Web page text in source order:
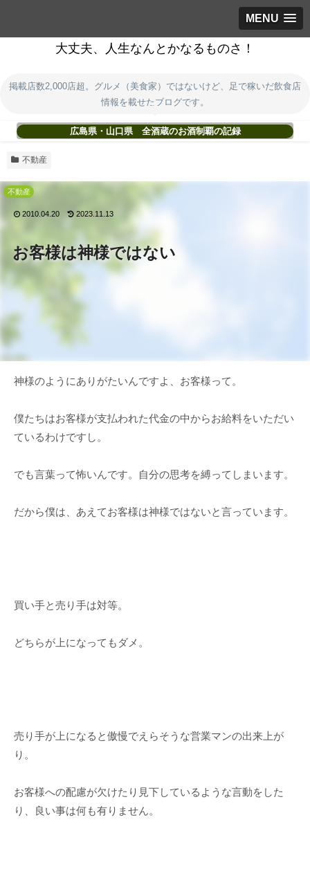
MENU
大丈夫、人生なんとかなるものさ！
掲載店数2,000店超。グルメ（美食家）ではないけど、足で稼いだ飲食店
情報を載せたブログです。
広島県・山口県 全酒蔵のお酒制覇の記録
不動産
お客様は神様ではない
不動産
2010.04.20 2023.11.13
神様のようにありがたいんですよ、お客様って。
僕たちはお客様が支払われた代金の中からお給料をいただい
ているわけですし。
でも言葉って怖いんです。自分の思考を縛ってしまいます。
だから僕は、あえてお客様は神様ではないと言っています。
買い手と売り手は対等。
どちらが上になってもダメ。
売り手が上になると傲慢でえらそうな営業マンの出来上が
り。
お客様への配慮が欠けたり見下しているような言動をした
り、良い事は何も有りません。